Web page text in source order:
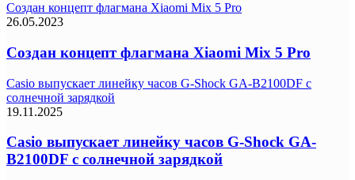
Создан концепт флагмана Xiaomi Mix 5 Pro
26.05.2023
Создан концепт флагмана Xiaomi Mix 5 Pro
Casio выпускает линейку часов G-Shock GA-B2100DF с
солнечной зарядкой
19.11.2025
Casio выпускает линейку часов G-Shock GA-
B2100DF с солнечной зарядкой